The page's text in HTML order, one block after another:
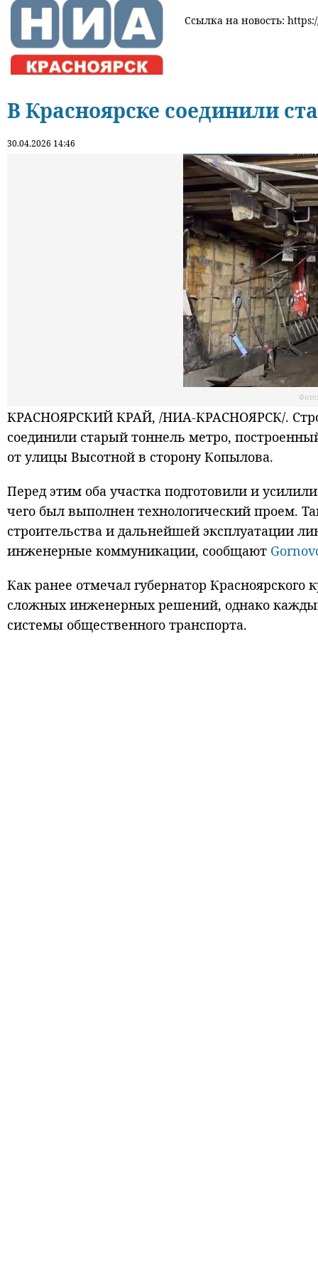
Ссылка на новость:
В Красноярске соединили
30.04.2026 14:46
КРАСНОЯРСКИЙ КРАЙ, /НИА-КРАСНОЯРСК/.
соединили старый тоннель метро,
от улицы Высотной в сторону Копылова.
Перед этим оба участка подготовили и
чего был выполнен технологический проем.
строительства и дальнейшей эксплуатации
инженерные коммуникации, сообщают
Как ранее отмечал губернатор
сложных инженерных решений, однако
системы общественного транспорта.